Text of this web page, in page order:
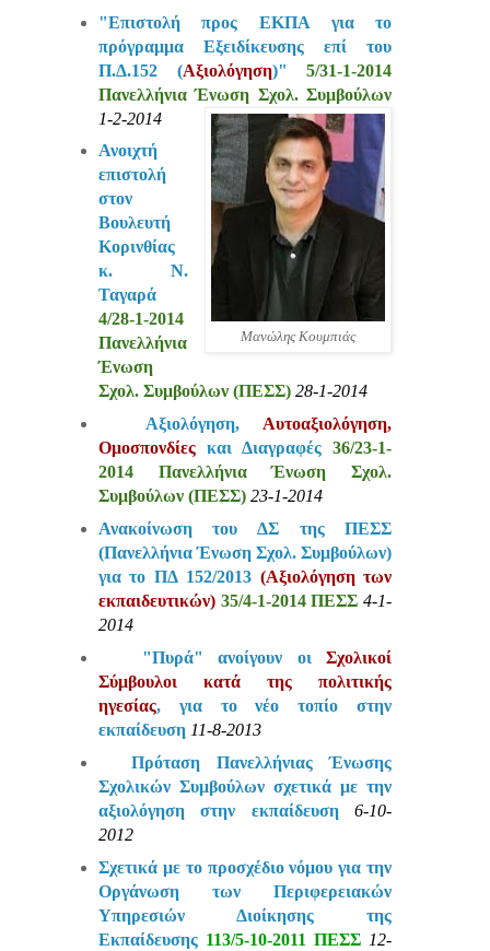
"Επιστολή προς ΕΚΠΑ για το
πρόγραμμα Εξειδίκευσης επί του
Π.Δ.152 (Αξιολόγηση)"5/31-1-2014
Πανελλήνια Ένωση Σχολ. Συμβούλων
1-2-2014
Μανώλης Κουμπιάς
Ανοιχτή
επιστολή
στον
Βουλευτή
Κορινθίας
κ. Ν.
Ταγαρά
4/28-1-2014
Πανελλήνια
Ένωση
Σχολ. Συμβούλων (ΠΕΣΣ) 28-1-2014
Αξιολόγηση, Αυτοαξιολόγηση,
Ομοσπονδίες και Διαγραφές36/23-1-
2014 Πανελλήνια Ένωση Σχολ.
Συμβούλων (ΠΕΣΣ) 23-1-2014
Ανακοίνωση του ΔΣ της ΠΕΣΣ
(Πανελλήνια Ένωση Σχολ. Συμβούλων)
για το ΠΔ 152/2013(Αξιολόγηση των
εκπαιδευτικών) 35/4-1-2014 ΠΕΣΣ 4-1-
2014
"Πυρά" ανοίγουν οιΣχολικοί
Σύμβουλοι κατά της πολιτικής
ηγεσίας, για το νέο τοπίο στην
εκπαίδευση 11-8-2013
Πρόταση Πανελλήνιας Ένωσης
Σχολικών Συμβούλων σχετικά με την
αξιολόγηση στην εκπαίδευση6-10-
2012
Σχετικά με το προσχέδιο νόμου για την
Οργάνωση των Περιφερειακών
Υπηρεσιών Διοίκησης της
Εκπαίδευσης 113/5-10-2011 ΠΕΣΣ 12-